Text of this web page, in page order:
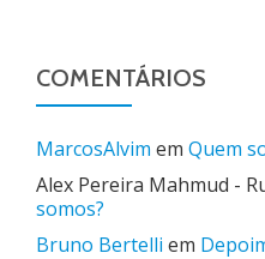
COMENTÁRIOS
MarcosAlvim em Quem
Alex Pereira Mahmud -
somos?
Bruno Bertelli em